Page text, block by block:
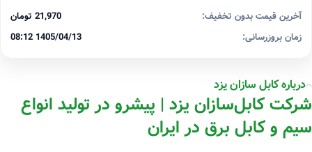
آخرین قیمت بدون تخفیف:
21,970 تومان
زمان بروزرسانی:
1405/04/13 08:12
درباره کابل سازان یزد
شرکت کابل‌سازان یزد | پیشرو در تولید انواع
سیم و کابل برق در ایران